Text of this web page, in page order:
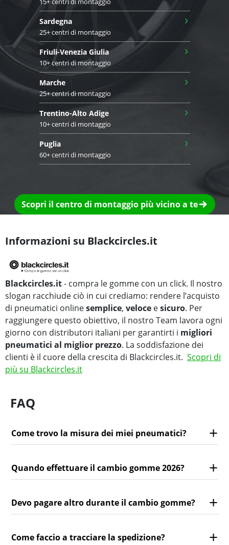
Sardegna
25+ centri di montaggio
›
Friuli-Venezia Giulia
10+ centri di montaggio
›
Marche
25+ centri di montaggio
›
Trentino-Alto Adige
10+ centri di montaggio
›
Puglia
60+ centri di montaggio
›
Scopri il centro di montaggio più vicino a te
Informazioni su Blackcircles.it
Blackcircles.it- compra le gomme con un click. Il nostro
slogan racchiude ciò in cui crediamo: rendere l’acquisto
di pneumatici onlinesemplice, veloce esicuro. Per
raggiungere questo obiettivo, il nostro Team lavora ogni
giorno con distributori italiani per garantirti i migliori
pneumatici al miglior prezzo. La soddisfazione dei
clienti è il cuore della crescita di Blackcircles.it. Scopri di
più su Blackcircles.it
FAQ
Come trovo la misura dei miei pneumatici?
Quando effettuare il cambio gomme 2026?
Devo pagare altro durante il cambio gomme?
Come faccio a tracciare la spedizione?